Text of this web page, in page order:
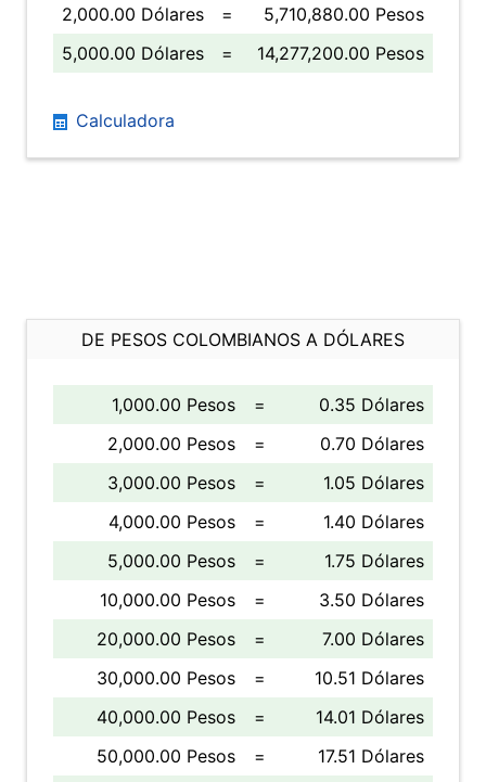
2,000.00 Dólares
=
5,710,880.00 Pesos
5,000.00 Dólares
= 14,277,200.00 Pesos
Calculadora
DE PESOS COLOMBIANOS A DÓLARES
1,000.00 Pesos =
0.35 Dólares
2,000.00 Pesos
=
0.70 Dólares
3,000.00 Pesos
=
1.05 Dólares
4,000.00 Pesos
=
1.40 Dólares
5,000.00 Pesos
=
1.75 Dólares
10,000.00 Pesos
=
3.50 Dólares
20,000.00 Pesos
=
7.00 Dólares
30,000.00 Pesos
=
10.51 Dólares
40,000.00 Pesos
=
14.01 Dólares
50,000.00 Pesos
= 17.51 Dólares